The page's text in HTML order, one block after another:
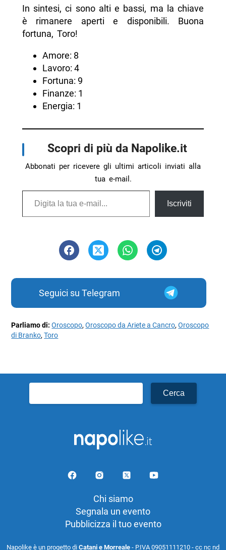
In sintesi, ci sono alti e bassi, ma la chiave
è rimanere aperti e disponibili. Buona
fortuna, Toro!
Amore: 8
Lavoro: 4
Fortuna: 9
Finanze: 1
Energia: 1
Scopri di più da Napolike.it
Abbonati per ricevere gli ultimi articoli inviati alla
tua e-mail.
Digita la tua e-mail...
Iscriviti
Seguici su Telegram
Parliamo di:Oroscopo,Oroscopo da Ariete a Cancro,Oroscopo
di Branko,Toro
per:
Chi siamo
Segnala un evento
Pubblicizza il tuo evento
Napolike è un progetto di Catani e Morreale - P.IVA 09051111210 - cc nc nd